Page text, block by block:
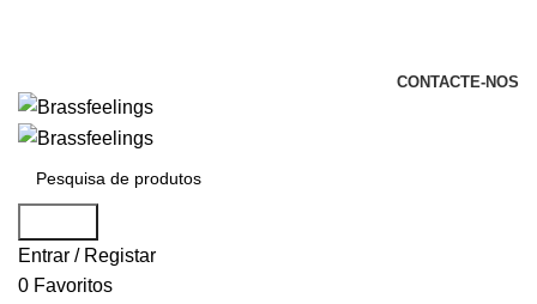
CONTACTE-NOS
Entrar / Registar
0 Favoritos